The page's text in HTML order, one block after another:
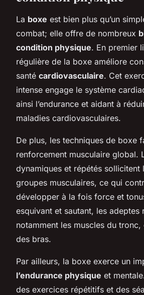
La boxe est bien plus qu’un
combat; elle offre de nombreux
condition physique. En premier
régulière de la boxe améliore
santé cardiovasculaire. Cet
intense engage le système
ainsi l’endurance et aidant à
maladies cardiovasculaires.
De plus, les techniques de boxe
renforcement musculaire global.
dynamiques et répétés sollicitent
groupes musculaires, ce qui
développer à la fois force et
esquivant et sautant, les adeptes
notamment les muscles du tronc,
des bras.
Par ailleurs, la boxe exerce un
l’endurance physique et
des exercices répétitifs et des